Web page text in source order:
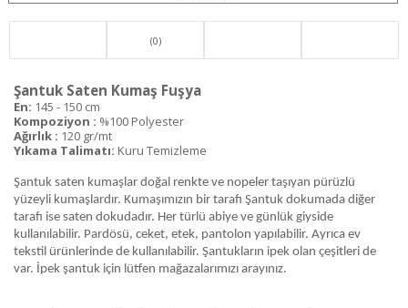
(0)
Şantuk Saten Kumaş Fuşya
En: 145 - 150 cm
Kompoziyon : %100 Polyester
Ağırlık : 120 gr/mt
Yıkama Talimatı: Kuru Temizleme
Şantuk saten kumaşlar doğal renkte ve nopeler taşıyan pürüzlü
yüzeyli kumaşlardır. Kumaşımızın bir tarafı Şantuk dokumada diğer
tarafı ise saten dokudadır. Her türlü abiye ve günlük giyside
kullanılabilir. Pardösü, ceket, etek, pantolon yapılabilir. Ayrıca ev
tekstil ürünlerinde de kullanılabilir. Şantukların ipek olan çeşitleri de
var. İpek şantuk için lütfen mağazalarımızı arayınız.